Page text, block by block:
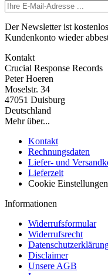
Der Newsletter ist
Kundenkonto wieder
Kontakt
Crucial Response Records
Peter Hoeren
Moselstr. 34
47051 Duisburg
Deutschland
Mehr über...
Kontakt
Rechnungsdaten
Liefer- und
Lieferzeit
Cookie Einstellungen
Informationen
Widerrufsformular
Widerrufsrecht
Disclaimer
Unsere AGB